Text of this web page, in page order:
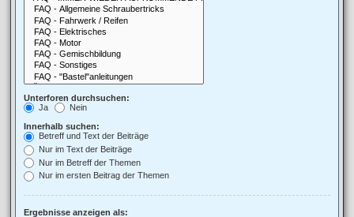
Unterforen durchsuchen:
Ja
Nein
Innerhalb suchen:
Betreff und Text der Beiträge
Nur im Text der Beiträge
Nur im Betreff der Themen
Nur im ersten Beitrag der Themen
Ergebnisse anzeigen als: